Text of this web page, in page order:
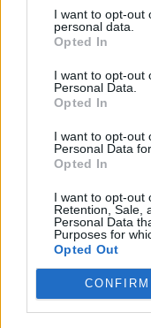
I want to opt-out
personal data.
Opted In
I want to opt-out
Personal Data.
Opted In
I want to opt-out
Personal Data
Opted In
I want to opt-out
Retention, Sale,
Personal Data
Purposes for
Opted Out
CONFIRM
riebi –
veiksminga
Ką daryti, jei
odos drėgmės?
– daugiau
riebios žuvies,
turite riebią
elgtis atsargiai
Taip pat į